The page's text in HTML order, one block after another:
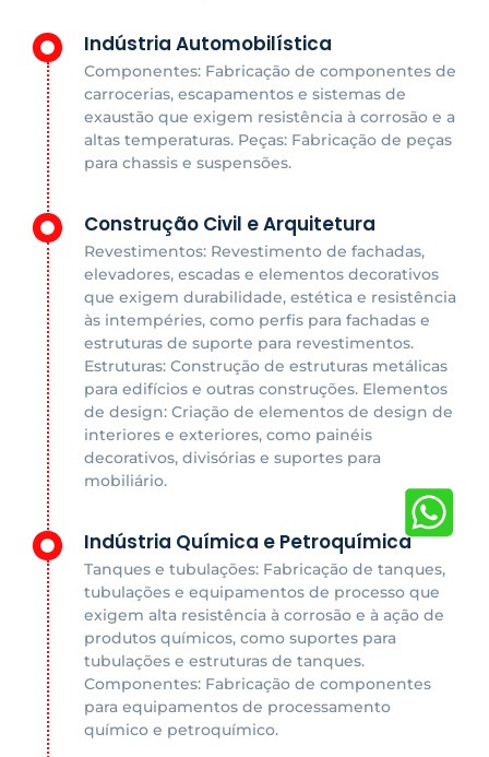
Indústria Automobilística
Componentes: Fabricação de componentes de
carrocerias, escapamentos e sistemas de
exaustão que exigem resistência à corrosão e a
altas temperaturas. Peças: Fabricação de peças
para chassis e suspensões.
Construção Civil e Arquitetura
Revestimentos: Revestimento de fachadas,
elevadores, escadas e elementos decorativos
que exigem durabilidade, estética e resistência
às intempéries, como perfis para fachadas e
estruturas de suporte para revestimentos.
Estruturas: Construção de estruturas metálicas
para edifícios e outras construções. Elementos
de design: Criação de elementos de design de
interiores e exteriores, como painéis
decorativos, divisórias e suportes para
mobiliário.
Indústria Química e Petroquímica
Tanques e tubulações: Fabricação de tanques,
tubulações e equipamentos de processo que
exigem alta resistência à corrosão e à ação de
produtos químicos, como suportes para
tubulações e estruturas de tanques.
Componentes: Fabricação de componentes
para equipamentos de processamento
químico e petroquímico.